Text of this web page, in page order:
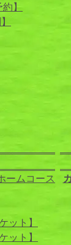
】
ームコース
ット】
ット】